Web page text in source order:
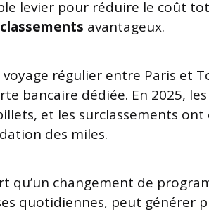
levier pour réduire le coût
avantageux.
voyage régulier entre Paris et
bancaire dédiée. En 2025,
et les surclassements ont
des miles.
qu’un changement de
quotidiennes, peut générer